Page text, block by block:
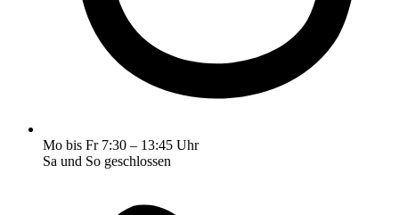
Mo bis Fr 7:30 – 13:45 Uhr
Sa und So geschlossen